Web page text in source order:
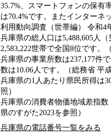
35.7%、スマートフォンの保有
は70.4%です。またインターネ
利用動向調査（世帯編） 令和4
兵庫県の総人口は5,488,605人
2,583,222世帯で全国8位です。
兵庫県の事業所数は237,177件
数は10.06人です。（総務省 平
兵庫県の1人あたり県民所得は
照）
兵庫県の消費者物価地域差指
県のすがた2023を参照）
兵庫県の電話番号一覧をみる